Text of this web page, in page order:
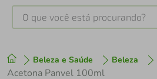
O que você está procurando?
Beleza e Saúde Beleza
Acetona Panvel 100ml
1º tenis